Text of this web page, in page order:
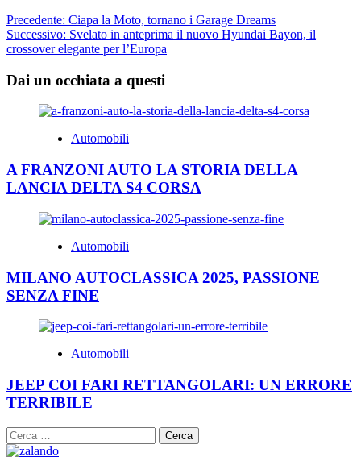
Navigazione
articolo
Precedente: Ciapa la Moto, tornano i Garage Dreams
Successivo: Svelato in anteprima il nuovo Hyundai Bayon, il
crossover elegante per l’Europa
Dai un occhiata a questi
Automobili
A FRANZONI AUTO LA STORIA DELLA
LANCIA DELTA S4 CORSA
Automobili
MILANO AUTOCLASSICA 2025, PASSIONE
SENZA FINE
Automobili
JEEP COI FARI RETTANGOLARI: UN ERRORE
TERRIBILE
Ricerca
per: